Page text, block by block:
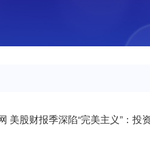
美股财报季深陷“完美主义”：投